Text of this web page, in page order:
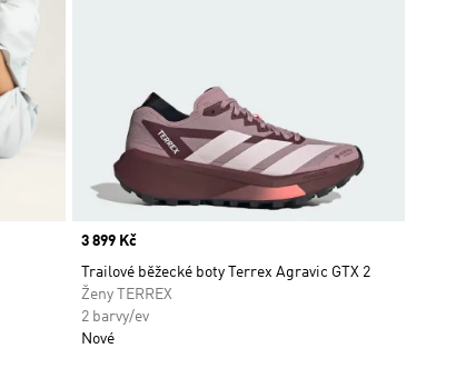
Price
3 899 Kč
Trailové běžecké boty Terrex Agravic GTX 2
Ženy TERREX
2 barvy/ev
Nové